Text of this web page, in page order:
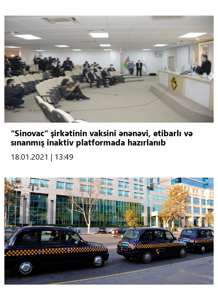
“Sinovac” şirkətinin vaksini ənənəvi, etibarlı və
sınanmış inaktiv platformada hazırlanıb
18.01.2021 | 13:49